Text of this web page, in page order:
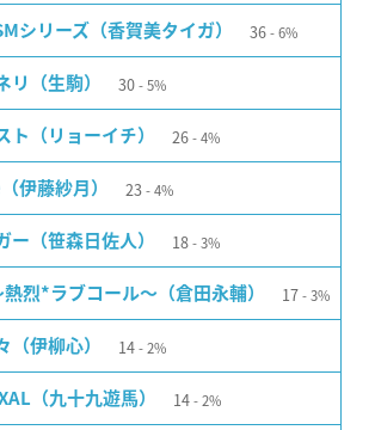
シリーズ（香賀美タイガ） 36 6%
リ（生駒） 30 5%
ト（リョーイチ） 26 4%
伊藤紗月） 23 4%
ー（笹森日佐人） 18 3%
熱烈*ラブコール〜（倉田永輔） 17 3%
（伊柳心） 14 2%
（九十九遊馬） 14 2%